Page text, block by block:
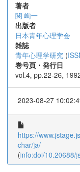
著者
関 峋一
出版者
日本青年心理学会
雑誌
青年心理学研究 (
巻号頁・発行日
vol.4, pp.22-26,
2023-08-27
https://
char/ja/
(info:doi/10.20688/